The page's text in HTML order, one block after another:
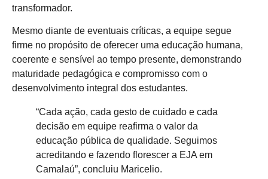
transformador.
Mesmo diante de eventuais críticas, a equipe segue
firme no propósito de oferecer uma educação humana,
coerente e sensível ao tempo presente, demonstrando
maturidade pedagógica e compromisso com o
desenvolvimento integral dos estudantes.
“Cada ação, cada gesto de cuidado e cada
decisão em equipe reafirma o valor da
educação pública de qualidade. Seguimos
acreditando e fazendo florescer a EJA em
Camalaú”, concluiu Maricelio.